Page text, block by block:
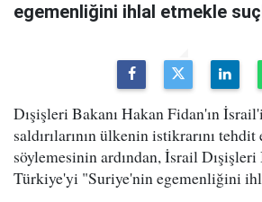
egemenliğini ihlal etmekle
Dışişleri Bakanı Hakan Fidan'ın
saldırılarının ülkenin istikrarını
söylemesinin ardından, İsrail Dışişleri
Türkiye'yi "Suriye'nin egemenliğini